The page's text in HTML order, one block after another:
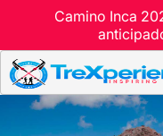
Camino Inca